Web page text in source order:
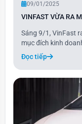
09/01/2025
VINFAST VỪA RA
Sáng 9/1, VinFast
mục đích kinh
với các dòng xe cá
Minio Green thuộc
phân khúc MPV 7
Đọc tiếp